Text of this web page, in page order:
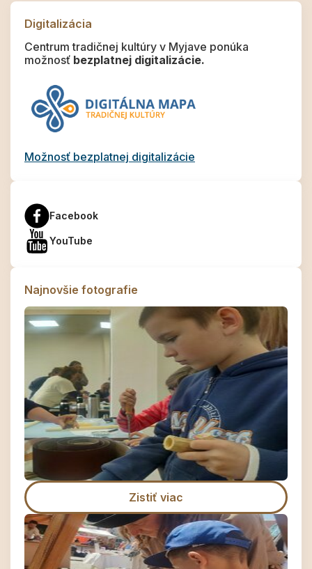
Digitalizácia
Centrum tradičnej kultúry v Myjave ponúka
možnosť bezplatnej digitalizácie.
Možnosť bezplatnej digitalizácie
Facebook
YouTube
Najnovšie fotografie
Zistiť viac